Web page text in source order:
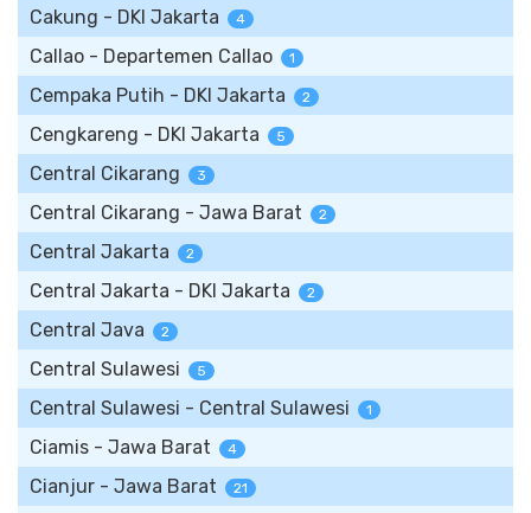
Cakung - DKI Jakarta 4
Callao - Departemen Callao 1
Cempaka Putih - DKI Jakarta 2
Cengkareng - DKI Jakarta 5
Central Cikarang 3
Central Cikarang - Jawa Barat 2
Central Jakarta 2
Central Jakarta - DKI Jakarta 2
Central Java 2
Central Sulawesi 5
Central Sulawesi - Central Sulawesi 1
Ciamis - Jawa Barat 4
Cianjur - Jawa Barat 21